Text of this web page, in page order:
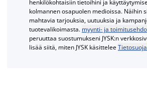
henkilökohtaisiin tietoihini ja
kolmannen osapuolen medioissa. Näihin
mahtavia tarjouksia, uutuuksia ja
tuotevalikoimasta. myynti- ja
peruuttaa suostumukseni JYSK:n
lisää siitä, miten JYSK käsittelee